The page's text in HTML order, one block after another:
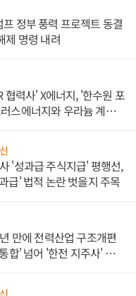
정부 풍력 프로젝트 동결
제 명령 내려
협력사' X에너지, '한수원 포
스에너지와 우라늄 계약
'성과급 주식지급' 평행선,
급' 법적 논란 벗을지 주목
만에 전력산업 구조개편
합' 넘어 '한전 지주사' 재편